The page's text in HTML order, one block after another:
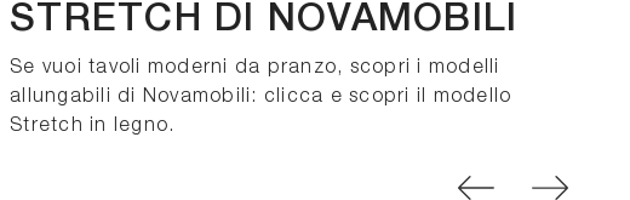
STRETCH DI NOVAMOBILI
Se vuoi tavoli moderni da pranzo, scopri i modelli
allungabili di Novamobili: clicca e scopri il modello
Stretch in legno.